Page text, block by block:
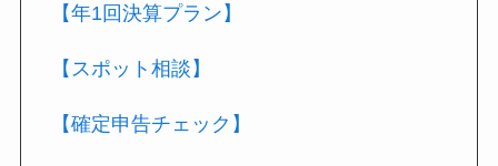
【年1回決算プラン】
【スポット相談】
【確定申告チェック】